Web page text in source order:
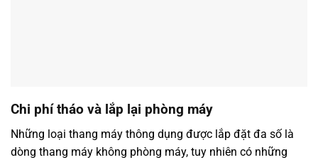
Chi phí tháo và lắp lại phòng máy
Những loại thang máy thông dụng được lắp đặt đa số là
dòng thang máy không phòng máy, tuy nhiên có những